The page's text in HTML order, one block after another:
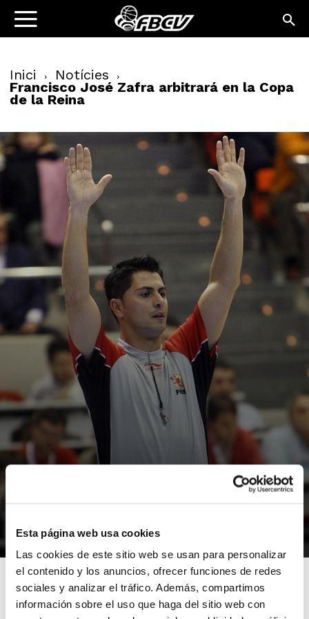
Esta página web usa cookies
Las cookies de este sitio web se usan para personalizar
el contenido y los anuncios, ofrecer funciones de redes
sociales y analizar el tráfico. Además, compartimos
información sobre el uso que haga del sitio web con
Inici Notícies
Francisco José Zafra arbitrará en la Copa
de la Reina
08/03/2013